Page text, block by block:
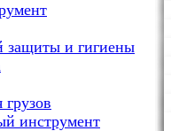
защиты и гигиены
грузов
инструмент